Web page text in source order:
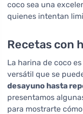
coco sea una
quienes intentan
Recetas con
La harina de coco
versátil que se
desayuno hasta
presentamos
para mostrarte